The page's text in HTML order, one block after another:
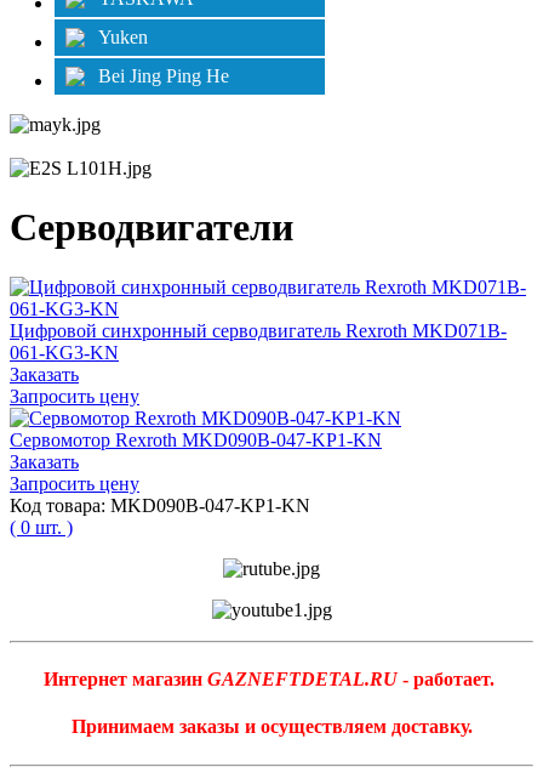
Yuken
Bei Jing Ping He
Серводвигатели
Цифровой синхронный серводвигатель Rexroth MKD071B-
061-KG3-KN
Заказать
Запросить цену
Сервомотор Rexroth MKD090B-047-KP1-KN
Заказать
Запросить цену
Код товара: MKD090B-047-KP1-KN
( 0 шт. )
Интернет магазин GAZNEFTDETAL.RU- работает.
Принимаем заказы и осуществляем доставку.